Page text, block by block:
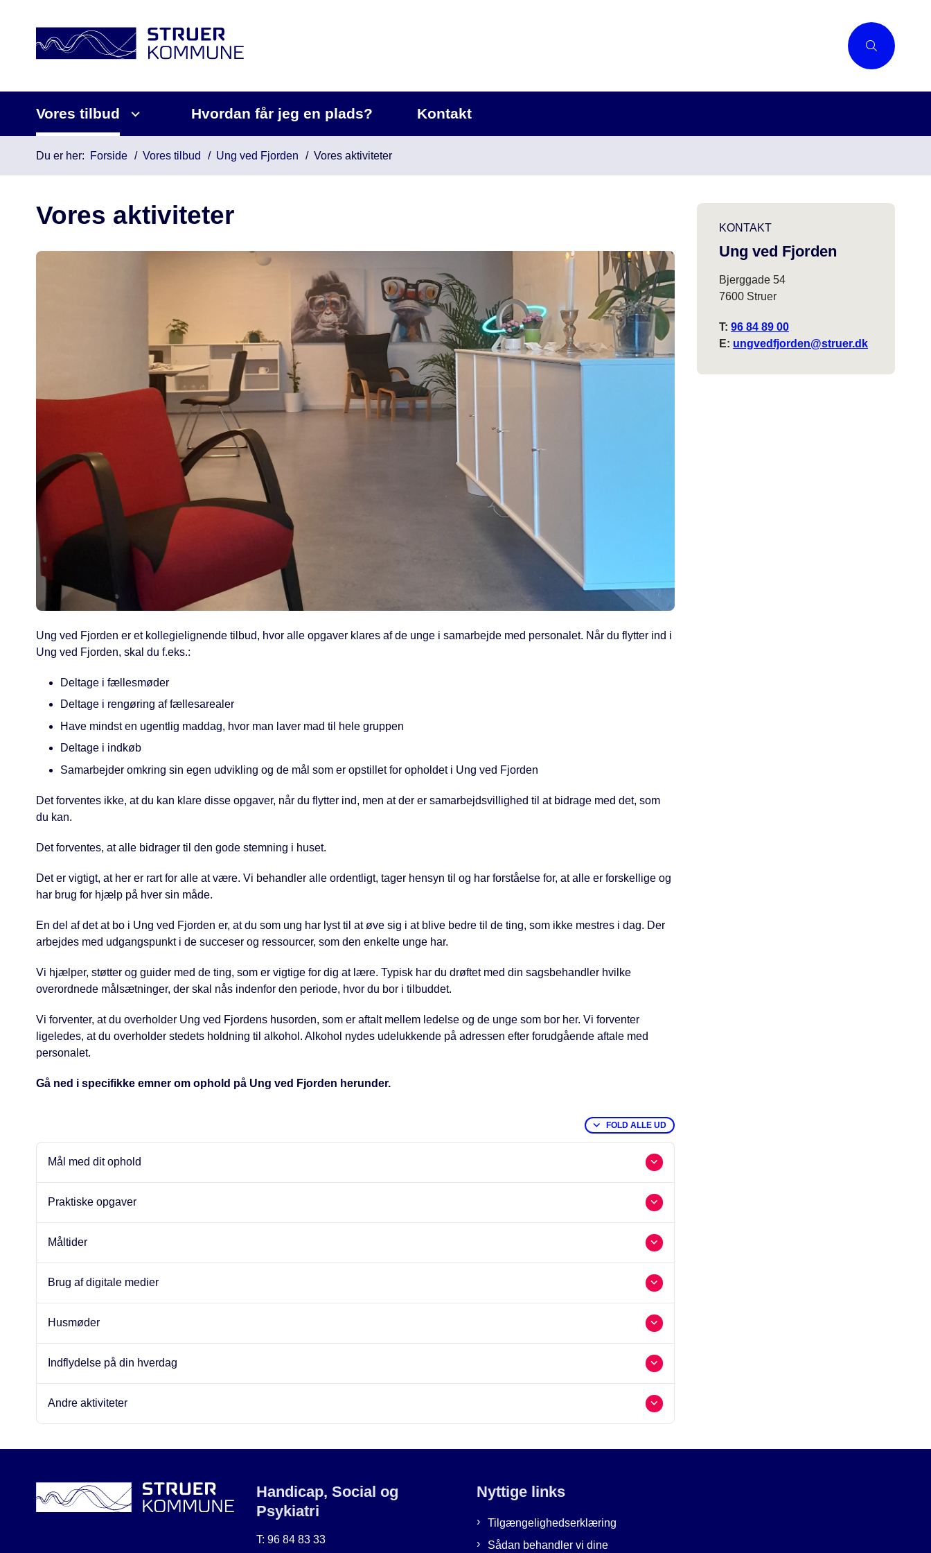
Vores tilbud Hvordan får jeg en plads? Kontakt
Du er her: Forside Vores tilbud Ung ved Fjorden Vores aktiviteter
Vores aktiviteter
Ung ved Fjorden er et kollegielignende tilbud, hvor alle opgaver klares af de unge i samarbejde med personalet. Når du flytter ind i
Ung ved Fjorden, skal du f.eks.:
Deltage i fællesmøder
Deltage i rengøring af fællesarealer
Have mindst en ugentlig maddag, hvor man laver mad til hele gruppen
Deltage i indkøb
Samarbejder omkring sin egen udvikling og de mål som er opstillet for opholdet i Ung ved Fjorden
Det forventes ikke, at du kan klare disse opgaver, når du flytter ind, men at der er samarbejdsvillighed til at bidrage med det, som
du kan.
Det forventes, at alle bidrager til den gode stemning i huset.
Det er vigtigt, at her er rart for alle at være. Vi behandler alle ordentligt, tager hensyn til og har forståelse for, at alle er forskellige og
har brug for hjælp på hver sin måde.
En del af det at bo i Ung ved Fjorden er, at du som ung har lyst til at øve sig i at blive bedre til de ting, som ikke mestres i dag. Der
arbejdes med udgangspunkt i de succeser og ressourcer, som den enkelte unge har.
Vi hjælper, støtter og guider med de ting, som er vigtige for dig at lære. Typisk har du drøftet med din sagsbehandler hvilke
overordnede målsætninger, der skal nås indenfor den periode, hvor du bor i tilbuddet.
Vi forventer, at du overholder Ung ved Fjordens husorden, som er aftalt mellem ledelse og de unge som bor her. Vi forventer
ligeledes, at du overholder stedets holdning til alkohol. Alkohol nydes udelukkende på adressen efter forudgående aftale med
personalet.
Gå ned i specifikke emner om ophold på Ung ved Fjorden herunder.
FOLD ALLE UD
Mål med dit ophold
Praktiske opgaver
Måltider
Brug af digitale medier
Husmøder
Indflydelse på din hverdag
Andre aktiviteter
KONTAKT
Ung ved Fjorden
Bjerggade 54
7600 Struer
T: 96 84 89 00
E: ungvedfjorden@struer.dk
Handicap, Social og
Psykiatri
T: 96 84 83 33
Nyttige links
Tilgængelighedserklæring
Sådan behandler vi dine